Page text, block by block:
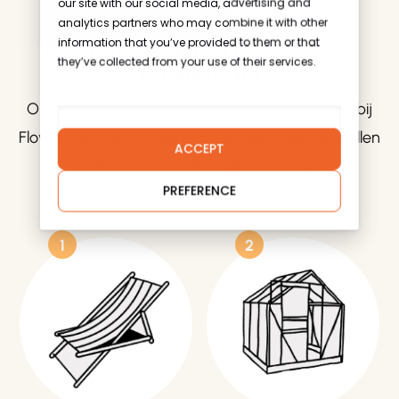
analytics partners who may combine it with other
information that you’ve provided to them or that
they’ve collected from your use of their services.
ACCEPT
PREFERENCE
Go To Shop
Waarom kopen bij Flowerbulbs
Amsterdam
Ontdek het gemak en de zekerheid van kopen bij
Flowerbulbs Amsterdam. Topkwaliteit dahlia knollen
en bloembollen, direct thuisbezorgd!
1 2